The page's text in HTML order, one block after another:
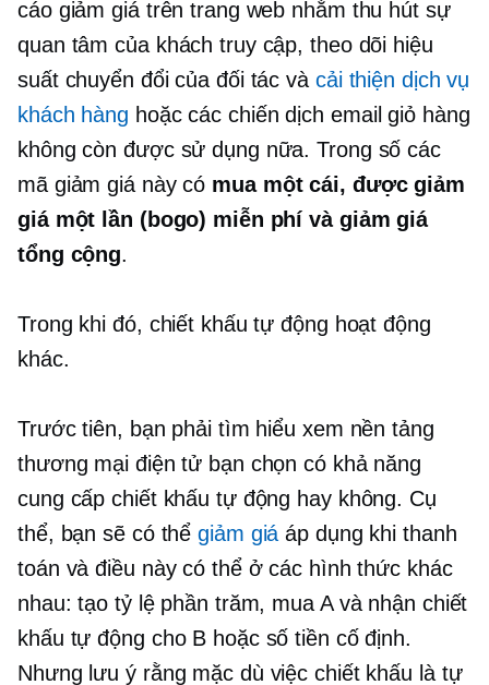
cáo giảm giá trên trang web nhằm thu hút sự
quan tâm của khách truy cập, theo dõi hiệu
suất chuyển đổi của đối tác và cải thiện dịch vụ
khách hàng hoặc các chiến dịch email giỏ hàng
không còn được sử dụng nữa. Trong số các
mã giảm giá này có mua một cái, được giảm
giá một lần (bogo) miễn phí và giảm giá
tổng cộng.
Trong khi đó, chiết khấu tự động hoạt động
khác.
Trước tiên, bạn phải tìm hiểu xem nền tảng
thương mại điện tử bạn chọn có khả năng
cung cấp chiết khấu tự động hay không. Cụ
thể, bạn sẽ có thểgiảm giá áp dụng khi thanh
toán và điều này có thể ở các hình thức khác
nhau: tạo tỷ lệ phần trăm, mua A và nhận chiết
khấu tự động cho B hoặc số tiền cố định.
Nhưng lưu ý rằng mặc dù việc chiết khấu là tự